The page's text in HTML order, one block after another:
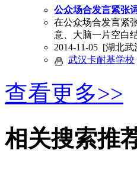
公众场合发言紧张
在公众场合发言紧
意、大脑一片空白
2014-11-05 [湖北武
武汉卡耐基学校
查看更多>>
相关搜索推